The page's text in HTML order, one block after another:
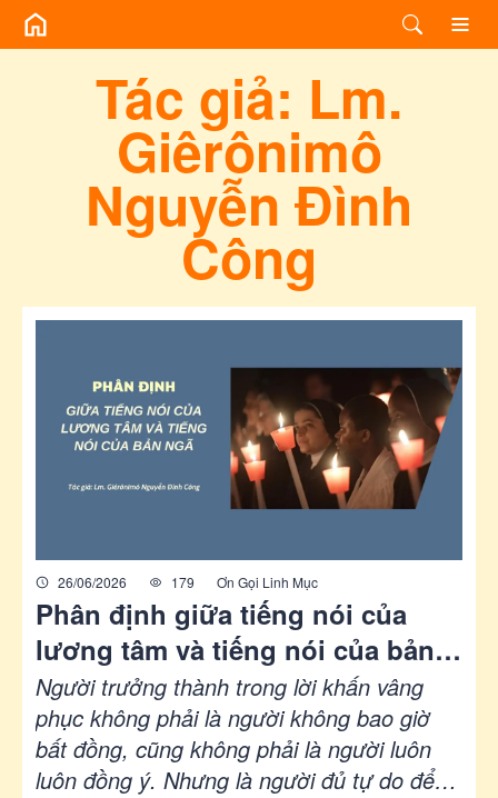
Tác giả: Lm.
Giêrônimô
Nguyễn Đình
Công
26/06/2026 179 Ơn Gọi Linh Mục
Phân định giữa tiếng nói của
lương tâm và tiếng nói của bản
ngã
Người trưởng thành trong lời khấn vâng
phục không phải là người không bao giờ
bất đồng, cũng không phải là người luôn
luôn đồng ý. Nhưng là người đủ tự do để
/bai-viet-cung-tac-gia/92f8ce08-3a09-46b1-b01d-